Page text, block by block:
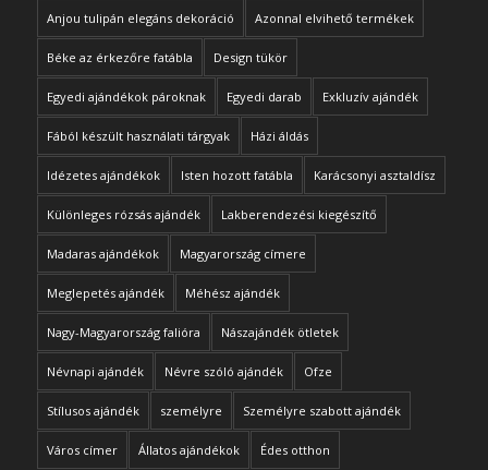
Anjou tulipán elegáns dekoráció Azonnal elvihető termékek
Béke az érkezőre fatábla Design tükör
Egyedi ajándékok pároknak Egyedi darab Exkluzív ajándék
Fából készült használati tárgyak Házi áldás
Idézetes ajándékok Isten hozott fatábla Karácsonyi asztaldísz
Különleges rózsás ajándék Lakberendezési kiegészítő
Madaras ajándékok Magyarország címere
Meglepetés ajándék Méhész ajándék
Nagy-Magyarország falióra Nászajándék ötletek
Névnapi ajándék Névre szóló ajándék Ofze
Stílusos ajándék személyre Személyre szabott ajándék
Város címer Állatos ajándékok Édes otthon